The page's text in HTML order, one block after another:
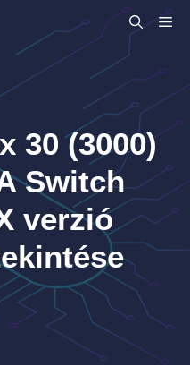
30 (3000)
Switch
verzió